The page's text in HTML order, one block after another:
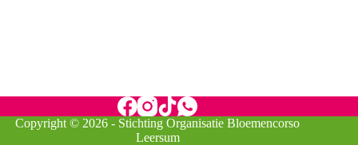
Copyright © 2026 - Stichting Organisatie Bloemencorso
Leersum